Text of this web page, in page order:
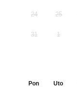
24 25
31 1
Pon Uto